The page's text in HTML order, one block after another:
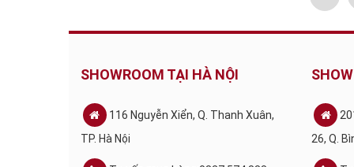
SHOWROOM TẠI HÀ NỘI
116 Nguyễn Xiển, Q. Thanh Xuân,
TP. Hà Nội
26, Q.